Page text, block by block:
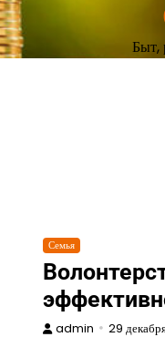
Быт,
Семья
admin 29